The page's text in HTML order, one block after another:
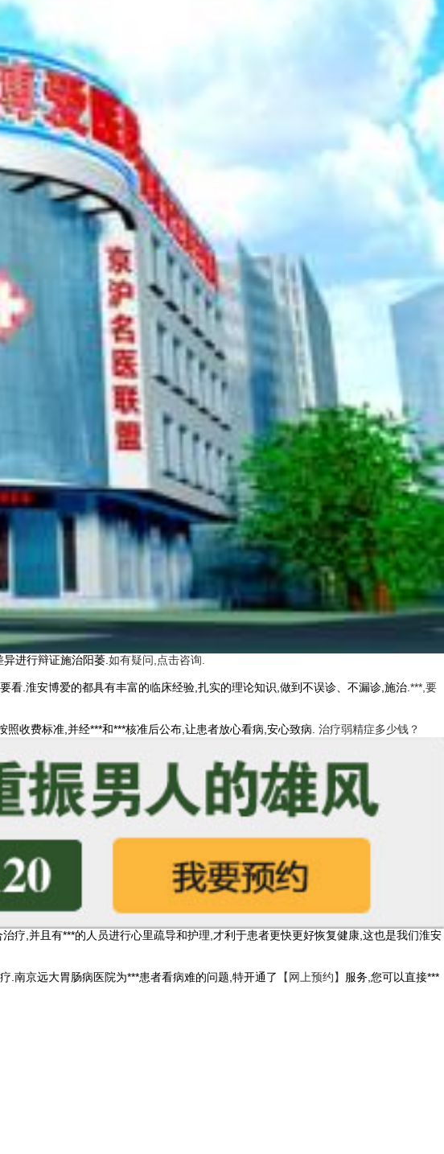
进行辩证施治阳萎. 如有疑问,点击咨询.
.淮安博爱的都具有丰富的临床经验,扎实的理论知识,做到不误诊、不漏诊,施治. ***,要
收费标准,并经***和***核准后公布,让患者放心看病,安心致病. 治疗弱精症多少钱？
疗,并且有***的人员进行心里疏导和护理,才利于患者更快更好恢复健康,这也是我们淮安
.南京远大胃肠病医院为***患者看病难的问题,特开通了 【网上预约】 服务,您可以直接***